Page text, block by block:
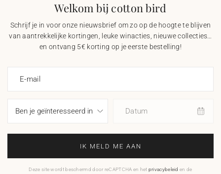
Welkom bij cotton bird
Schrijf je in voor onze nieuwsbrief om zo op de hoogte te blijven
van aantrekkelijke kortingen, leuke winacties, nieuwe collecties…
en ontvang 5€ korting op je eerste bestelling!
E-mail
Datum
IK MELD ME AAN
Deze site wordt beschermd door reCAPTCHA en het privacybeleid en de